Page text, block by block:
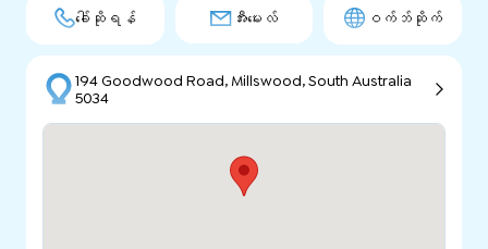
ခေါ်ဆိုရန် အီးမေးလ် ဝက်ဘ်ဆိုက်
194 Goodwood Road, Millswood, South Australia
5034